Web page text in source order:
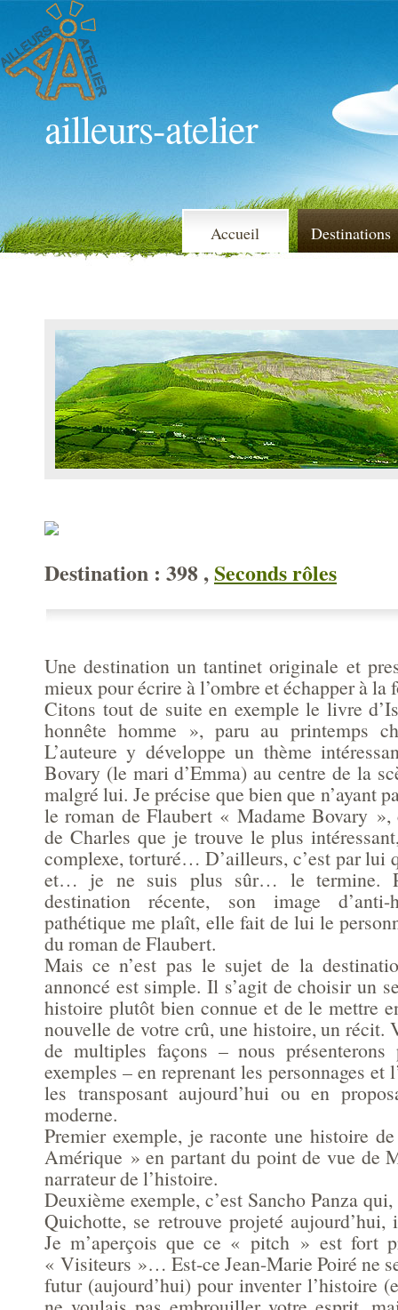
ailleurs-atelier
Accueil Destinations
Destination : 398 ,Seconds rôles
Une destination un tantinet originale et
mieux pour écrire à l’ombre et échapper à la
Citons tout de suite en exemple le livre
honnête homme », paru au printemps
L’auteure y développe un thème
Bovary (le mari d’Emma) au centre de la
malgré lui. Je précise que bien que n’ayant
le roman de Flaubert « Madame Bovary »,
de Charles que je trouve le plus
complexe, torturé… D’ailleurs, c’est par lui
et… je ne suis plus sûr… le termine.
destination récente, son image
pathétique me plaît, elle fait de lui le
du roman de Flaubert.
Mais ce n’est pas le sujet de la
annoncé est simple. Il s’agit de choisir un
histoire plutôt bien connue et de le mettre
nouvelle de votre crû, une histoire, un récit.
de multiples façons – nous
exemples – en reprenant les personnages et
les transposant aujourd’hui ou en
moderne.
Premier exemple, je raconte une histoire
Amérique » en partant du point de vue de
narrateur de l’histoire.
Deuxième exemple, c’est Sancho Panza
Quichotte, se retrouve projeté aujourd’hui,
Je m’aperçois que ce « pitch » est fort
« Visiteurs »… Est-ce Jean-Marie Poiré ne
futur (aujourd’hui) pour inventer l’histoire